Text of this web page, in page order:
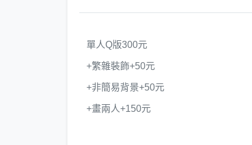
單人Q版300元
+繁雜裝飾+50元
+非簡易背景+50元
+畫兩人+150元